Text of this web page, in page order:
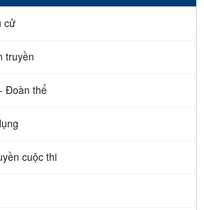
cử
truyền
Đoàn thể
cuộc thi